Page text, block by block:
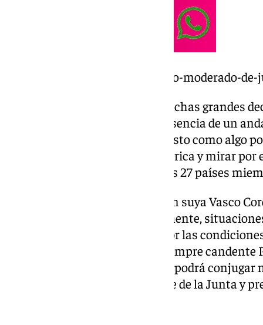
https://www.101tv.es/el-sexenio-moderado-
A fin de cuenta, los ‘lobbys’ y muchas grandes
carácter supranacional y la presencia de un
europea solamente puede ser visto como algo
que debe tener una visión periférica y mirar
organización que conforman los 27 países
Por ejemplo, consta una reunión suya Vasco
sucederá en el cargo. Evidentemente,
pescadores del Mediterráneo por las
para la pesca de arrastre o la siempre
serán temas en los que Moreno podrá
doble vertiente como presidente de la Junta y